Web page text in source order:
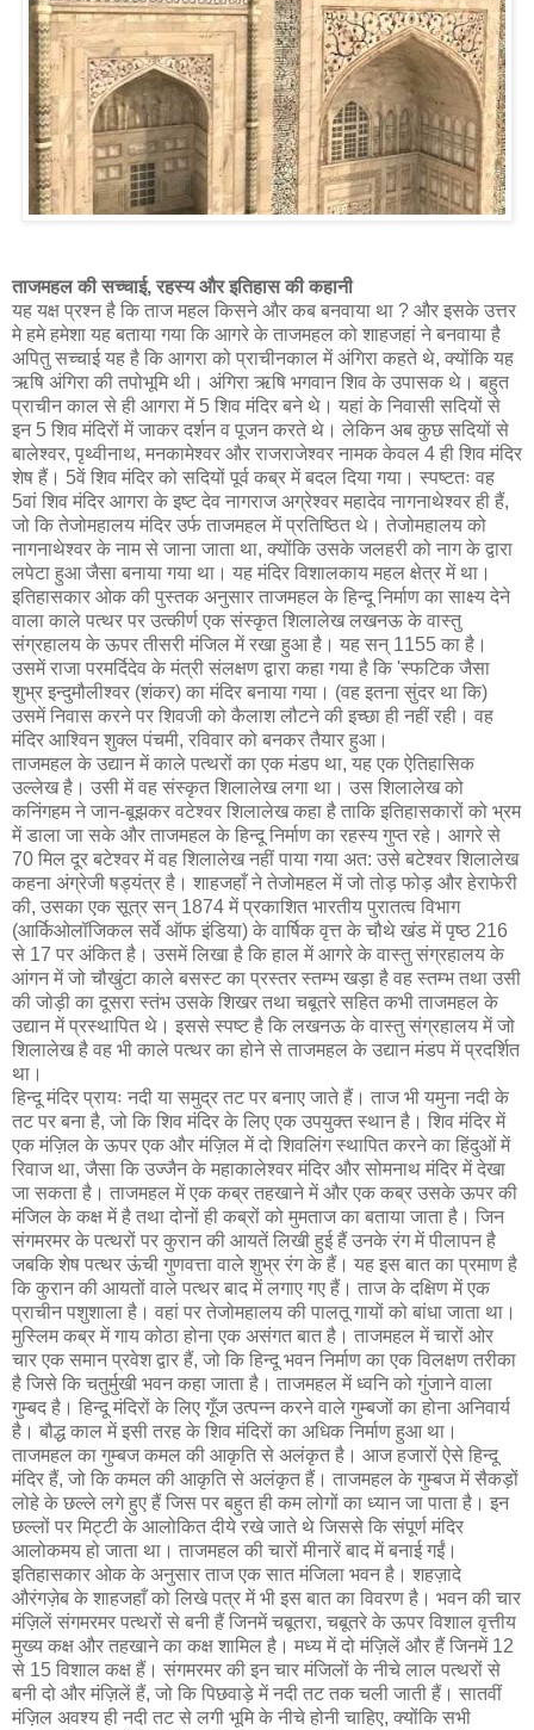
ताजमहल की सच्चाई, रहस्य और इतिहास की कहानी
यह यक्ष प्रश्न है कि ताज महल किसने और कब बनवाया था ? और इसके उत्तर
मे हमे हमेशा यह बताया गया कि आगरे के ताजमहल को शाहजहां ने बनवाया है
अपितु सच्चाई यह है कि आगरा को प्राचीनकाल में अंगिरा कहते थे, क्योंकि यह
ऋषि अंगिरा की तपोभूमि थी। अंगिरा ऋषि भगवान शिव के उपासक थे। बहुत
प्राचीन काल से ही आगरा में 5 शिव मंदिर बने थे। यहां के निवासी सदियों से
इन 5 शिव मंदिरों में जाकर दर्शन व पूजन करते थे। लेकिन अब कुछ सदियों से
बालेश्वर, पृथ्वीनाथ, मनकामेश्वर और राजराजेश्वर नामक केवल 4 ही शिव मंदिर
शेष हैं। 5वें शिव मंदिर को सदियों पूर्व कब्र में बदल दिया गया। स्पष्टतः वह
5वां शिव मंदिर आगरा के इष्ट देव नागराज अग्रेश्वर महादेव नागनाथेश्वर ही हैं,
जो कि तेजोमहालय मंदिर उर्फ ताजमहल में प्रतिष्ठित थे। तेजोमहालय को
नागनाथेश्वर के नाम से जाना जाता था, क्योंकि उसके जलहरी को नाग के द्वारा
लपेटा हुआ जैसा बनाया गया था। यह मंदिर विशालकाय महल क्षेत्र में था।
इतिहासकार ओक की पुस्तक अनुसार ताजमहल के हिन्दू निर्माण का साक्ष्य देने
वाला काले पत्थर पर उत्कीर्ण एक संस्कृत शिलालेख लखनऊ के वास्तु
संग्रहालय के ऊपर तीसरी मंजिल में रखा हुआ है। यह सन् 1155 का है।
उसमें राजा परमर्दिदेव के मंत्री संलक्षण द्वारा कहा गया है कि 'स्फटिक जैसा
शुभ्र इन्दुमौलीश्‍वर (शंकर) का मंदिर बनाया गया। (वह इतना सुंदर था कि)
उसमें निवास करने पर शिवजी को कैलाश लौटने की इच्छा ही नहीं रही। वह
मंदिर आश्‍विन शुक्ल पंचमी, रविवार को बनकर तैयार हुआ।
ताजमहल के उद्यान में काले पत्थरों का एक मंडप था, यह एक ऐतिहासिक
उल्लेख है। उसी में वह संस्कृत शिलालेख लगा था। उस शिलालेख को
कनिंगहम ने जान-बूझकर वटेश्वर शिलालेख कहा है ताकि इतिहासकारों को भ्रम
में डाला जा सके और ताजमहल के हिन्दू निर्माण का रहस्य गुप्त रहे। आगरे से
70 मिल दूर बटेश्वर में वह शिलालेख नहीं पाया गया अत: उसे बटेश्वर शिलालेख
कहना अंग्रेजी षड्‍यंत्र है। शाहजहाँ ने तेजोमहल में जो तोड़ फोड़ और हेराफेरी
की, उसका एक सूत्र सन् 1874 में प्रकाशित भारतीय पुरातत्व विभाग
(आर्किओलॉजिकल सर्वे ऑफ इंडिया) के वार्षिक वृत्त के चौथे खंड में पृष्ठ 216
से 17 पर अंकित है। उसमें लिखा है कि हाल में आगरे के वास्तु संग्रहालय के
आंगन में जो चौखुंटा काले बसस्ट का प्रस्तर स्तम्भ खड़ा है वह स्तम्भ तथा उसी
की जोड़ी का दूसरा स्तंभ उसके शिखर तथा चबूतरे सहित कभी ताजमहल के
उद्यान में प्रस्थापित थे। इससे स्पष्ट है कि लखनऊ के वास्तु संग्रहालय में जो
शिलालेख है वह भी काले पत्थर का होने से ताजमहल के उद्यान मंडप में प्रदर्शित
था।
हिन्दू मंदिर प्रायः नदी या समुद्र तट पर बनाए जाते हैं। ताज भी यमुना नदी के
तट पर बना है, जो कि शिव मंदिर के लिए एक उपयुक्त स्थान है। शिव मंदिर में
एक मंज़िल के ऊपर एक और मंज़िल में दो शिवलिंग स्थापित करने का हिंदुओं में
रिवाज था, जैसा कि उज्जैन के महाकालेश्वर मंदिर और सोमनाथ मंदिर में देखा
जा सकता है। ताजमहल में एक कब्र तहखाने में और एक कब्र उसके ऊपर की
मंजिल के कक्ष में है तथा दोनों ही कब्रों को मुमताज का बताया जाता है। जिन
संगमरमर के पत्थरों पर कुरान की आयतें लिखी हुई हैं उनके रंग में पीलापन है
जबकि शेष पत्थर ऊंची गुणवत्ता वाले शुभ्र रंग के हैं। यह इस बात का प्रमाण है
कि कुरान की आयतों वाले पत्थर बाद में लगाए गए हैं। ताज के दक्षिण में एक
प्राचीन पशुशाला है। वहां पर तेजोमहालय की पालतू गायों को बांधा जाता था।
मुस्लिम कब्र में गाय कोठा होना एक असंगत बात है। ताजमहल में चारों ओर
चार एक समान प्रवेश द्वार हैं, जो कि हिन्दू भवन निर्माण का एक विलक्षण तरीका
है जिसे कि चतुर्मुखी भवन कहा जाता है। ताजमहल में ध्वनि को गुंजाने वाला
गुम्बद है। हिन्दू मंदिरों के लिए गूँज उत्पन्न करने वाले गुम्बजों का होना अनिवार्य
है। बौद्ध काल में इसी तरह के शिव मंदिरों का अधिक निर्माण हुआ था।
ताजमहल का गुम्बज कमल की आकृति से अलंकृत है। आज हजारों ऐसे हिन्दू
मंदिर हैं, जो कि कमल की आकृति से अलंकृत हैं। ताजमहल के गुम्बज में सैकड़ों
लोहे के छल्ले लगे हुए हैं जिस पर बहुत ही कम लोगों का ध्यान जा पाता है। इन
छल्लों पर मिट्टी के आलोकित दीये रखे जाते थे जिससे कि संपूर्ण मंदिर
आलोकमय हो जाता था। ताजमहल की चारों मीनारें बाद में बनाई गईं।
इतिहासकार ओक के अनुसार ताज एक सात मंजिला भवन है। शहज़ादे
औरंगज़ेब के शाहजहाँ को लिखे पत्र में भी इस बात का विवरण है। भवन की चार
मंज़िलें संगमरमर पत्थरों से बनी हैं जिनमें चबूतरा, चबूतरे के ऊपर विशाल वृत्तीय
मुख्य कक्ष और तहखाने का कक्ष शामिल है। मध्य में दो मंज़िलें और हैं जिनमें 12
से 15 विशाल कक्ष हैं। संगमरमर की इन चार मंजिलों के नीचे लाल पत्थरों से
बनी दो और मंज़िलें हैं, जो कि पिछवाड़े में नदी तट तक चली जाती हैं। सातवीं
मंज़िल अवश्य ही नदी तट से लगी भूमि के नीचे होनी चाहिए, क्योंकि सभी